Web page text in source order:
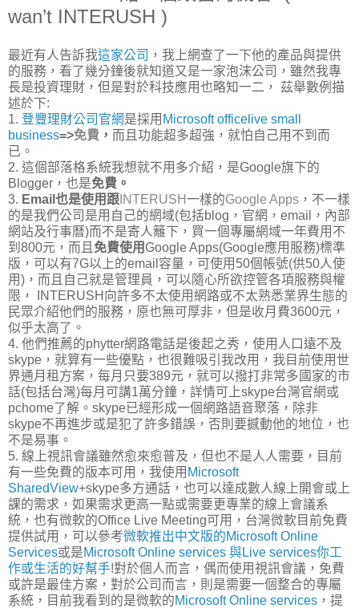
wan’t INTERUSH )
最近有人告訴我這家公司 ，我上網查了一下他的產品與提供
的服務，看了幾分鐘後就知道又是一家泡沫公司，雖然我專
長是投資理財，但是對於科技應用也略知一二， 茲舉數例描
述於下:
1. 登豐理財公司官網是採用 Microsoft officelive small
business=>免費 ， 而且功能超多超強，就怕自己用不到而
已。
2. 這個部落格系統我想就不用多介紹，是Google旗下的
Blogger，也是免費。
3. Email 也是使用跟 INTERUSH一樣的Google Apps ，不一樣
的是我們公司是用自己的網域(包括blog，官網，email，內部
網站及行事曆)而不是寄人籬下，買一個專屬網域一年費用不
到800元，而且 免費使用Google Apps(Google應用服務)標準
版，可以有7G以上的email容量，可使用50個帳號(供50人使
用)，而且自己就是管理員，可以隨心所欲控管各項服務與權
限， INTERUSH向許多不太使用網路或不太熟悉業界生態的
民眾介紹他們的服務，原也無可厚非，但是收月費3600元，
似乎太高了。
4. 他們推薦的phytter網路電話是後起之秀，使用人口遠不及
skype，就算有一些優點，也很難吸引我改用，我目前使用世
界通月租方案，每月只要389元，就可以撥打非常多國家的市
話(包括台灣)每月可講1萬分鐘，詳情可上skype台灣官網或
pchome了解。skype已經形成一個網路語音聚落，除非
skype不再進步或是犯了許多錯誤，否則要撼動他的地位，也
不是易事。
5. 線上視訊會議雖然愈來愈普及，但也不是人人需要，目前
有一些免費的版本可用，我使用 Microsoft
SharedView+skype多方通話，也可以達成數人線上開會或上
課的需求，如果需求更高一點或需要更專業的線上會議系
統，也有微軟的Office Live Meeting可用，台灣微軟目前免費
提供試用，可以參考微軟推出中文版的Microsoft Online
Services或是Microsoft Online services 與Live services你工
作或生活的好幫手!對於個人而言，偶而使用視訊會議，免費
或許是最佳方案，對於公司而言，則是需要一個整合的專屬
系統，目前我看到的是微軟的Microsoft Online services ，提